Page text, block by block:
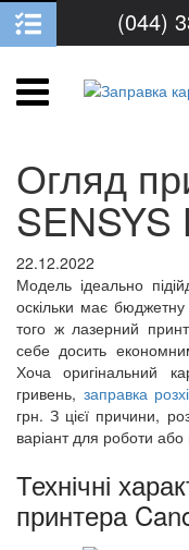
(044)
Огляд
SENSYS
22.12.2022
Модель ідеально
оскільки має бюджетну
того ж лазерний
себе досить
Хоча оригінальний
гривень, заправка
грн. З цієї причини,
варіант для роботи
Технічні
принтера